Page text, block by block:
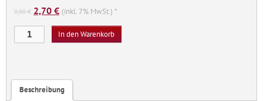
9,90€ Ursprünglicher
2,70€Aktueller
ist:
(inkl. 7% MwSt.) *
Zukunft
uns
Menge
In den Warenkorb
Beschreibung